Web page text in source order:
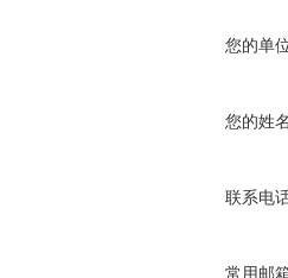
您的单
您的姓
联系电
常用邮